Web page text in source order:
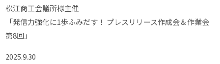
松江商工会議所様主催
「発信力強化に1歩ふみだす！ プレスリリース作成会＆作業会
第8回」
2025.9.30